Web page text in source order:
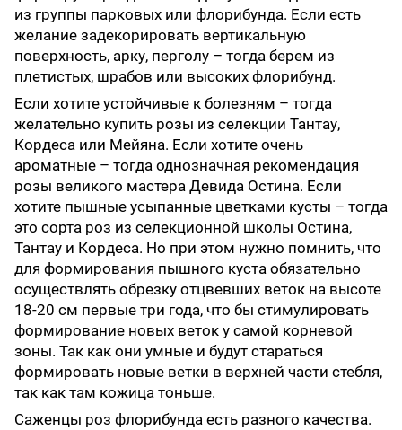
из группы парковых или флорибунда. Если есть
желание задекорировать вертикальную
поверхность, арку, перголу – тогда берем из
плетистых, шрабов или высоких флорибунд.
Если хотите устойчивые к болезням – тогда
желательно купить розы из селекции Тантау,
Кордеса или Мейяна. Если хотите очень
ароматные – тогда однозначная рекомендация
розы великого мастера Девида Остина. Если
хотите пышные усыпанные цветками кусты – тогда
это сорта роз из селекционной школы Остина,
Тантау и Кордеса. Но при этом нужно помнить, что
для формирования пышного куста обязательно
осуществлять обрезку отцвевших веток на высоте
18-20 см первые три года, что бы стимулировать
формирование новых веток у самой корневой
зоны. Так как они умные и будут стараться
формировать новые ветки в верхней части стебля,
так как там кожица тоньше.
Саженцы роз флорибунда есть разного качества.